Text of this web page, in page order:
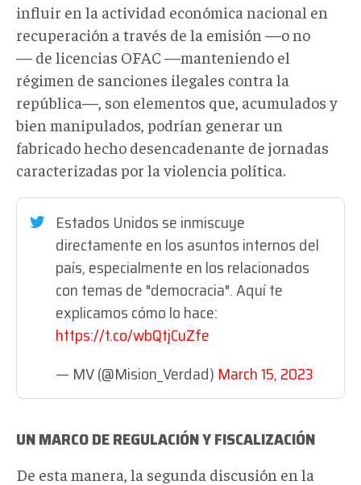
influir en la actividad económica nacional en
recuperación a través de la emisión —o no
— de licencias OFAC —manteniendo el
régimen de sanciones ilegales contra la
república—, son elementos que, acumulados y
bien manipulados, podrían generar un
fabricado hecho desencadenante de jornadas
caracterizadas por la violencia política.
Estados Unidos se inmiscuye
directamente en los asuntos internos del
país, especialmente en los relacionados
con temas de "democracia". Aquí te
explicamos cómo lo hace:
https://t.co/wbQtjCuZfe
— MV (@Mision_Verdad) March 15, 2023
UN MARCO DE REGULACIÓN Y FISCALIZACIÓN
De esta manera, la segunda discusión en la